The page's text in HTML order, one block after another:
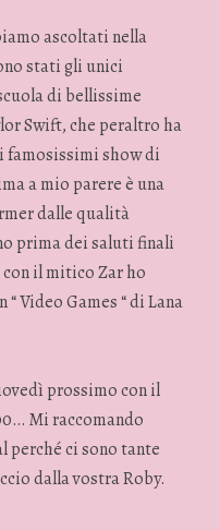
ascoltati nella
stati gli unici
di bellissime
Swift, che peraltro ha
famosissimi show di
a mio parere è una
dalle qualità
prima dei saluti finali
il mitico Zar ho
Video Games “ di Lana
prossimo con il
Mi raccomando
perché ci sono tante
dalla vostra Roby.